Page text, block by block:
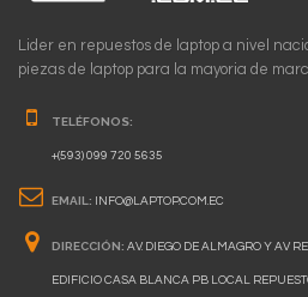
Lider en repuestos de laptop a nivel
piezas de laptop para la mayoria de
TELÉFONOS:
+(593) 099 720 5635
EMAIL: INFO@LAPTOP.COM.EC
DIRECCIÓN: AV. DIEGO DE ALMAGRO Y AV
EDIFICIO CASA BLANCA PB LOCAL